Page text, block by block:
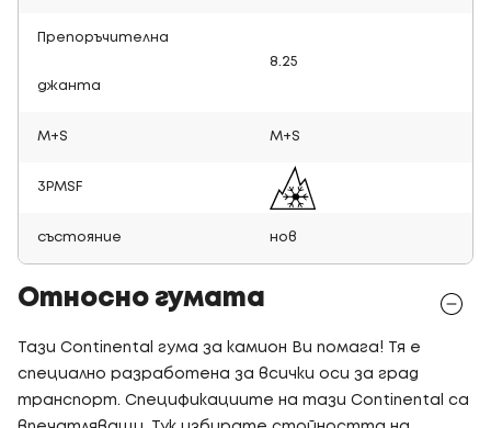
Препоръчителна
джанта
8.25
M+S M+S
3PMSF
състояние нов
Относно гумата
Тази Continental гума за камион Ви помага! Тя е
специално разработена за всички оси за град
транспорт. Спецификациите на тази Continental са